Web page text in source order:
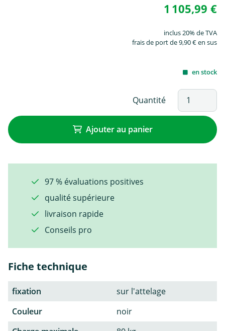
1 105,99 €
inclus 20% de TVA
frais de port de 9,90 € en sus
en stock
Quantité
Ajouter au panier
97 % évaluations positives
qualité supérieure
livraison rapide
Conseils pro
Fiche technique
fixation
sur l'attelage
Couleur
noir